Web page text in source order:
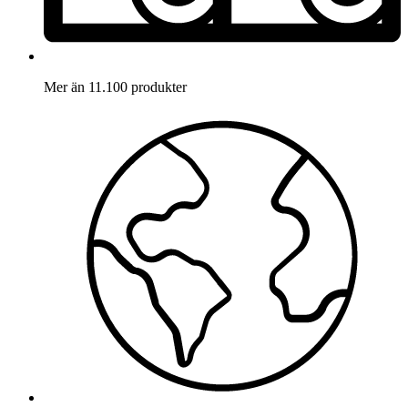
Mer än 11.100 produkter